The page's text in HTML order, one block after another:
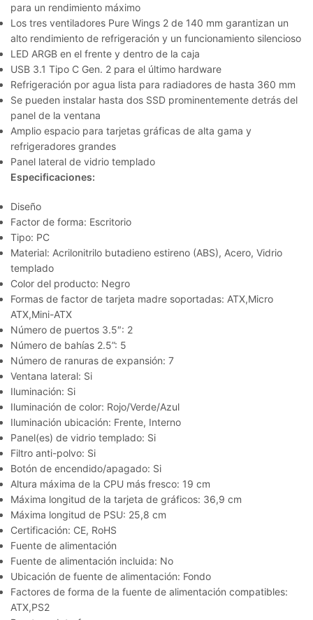
para un rendimiento máximo
Los tres ventiladores Pure Wings 2 de 140 mm garantizan un
alto rendimiento de refrigeración y un funcionamiento silencioso
LED ARGB en el frente y dentro de la caja
USB 3.1 Tipo C Gen. 2 para el último hardware
Refrigeración por agua lista para radiadores de hasta 360 mm
Se pueden instalar hasta dos SSD prominentemente detrás del
panel de la ventana
Amplio espacio para tarjetas gráficas de alta gama y
refrigeradores grandes
Panel lateral de vidrio templado
Especificaciones:
Diseño
Factor de forma: Escritorio
Tipo: PC
Material: Acrilonitrilo butadieno estireno (ABS), Acero, Vidrio
templado
Color del producto: Negro
Formas de factor de tarjeta madre soportadas: ATX,Micro
ATX,Mini-ATX
Número de puertos 3.5″: 2
Número de bahías 2.5”: 5
Número de ranuras de expansión: 7
Ventana lateral: Si
Iluminación: Si
Iluminación de color: Rojo/Verde/Azul
Iluminación ubicación: Frente, Interno
Panel(es) de vidrio templado: Si
Filtro anti-polvo: Si
Botón de encendido/apagado: Si
Altura máxima de la CPU más fresco: 19 cm
Máxima longitud de la tarjeta de gráficos: 36,9 cm
Máxima longitud de PSU: 25,8 cm
Certificación: CE, RoHS
Fuente de alimentación
Fuente de alimentación incluida: No
Ubicación de fuente de alimentación: Fondo
Factores de forma de la fuente de alimentación compatibles:
ATX,PS2